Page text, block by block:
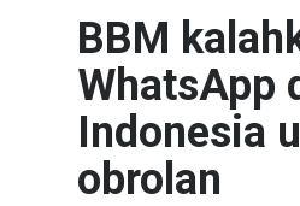
BBM
WhatsApp
Indonesia
obrolan